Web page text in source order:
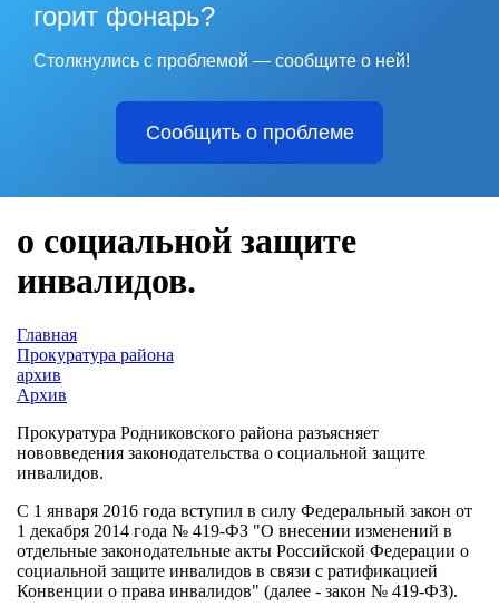
горит фонарь?
Столкнулись с проблемой — сообщите о ней!
Сообщить о проблеме
о социальной защите
инвалидов.
Главная
Прокуратура района
архив
Архив
Прокуратура Родниковского района разъясняет
нововведения законодательства о социальной защите
инвалидов.
С 1 января 2016 года вступил в силу Федеральный закон от
1 декабря 2014 года № 419-ФЗ "О внесении изменений в
отдельные законодательные акты Российской Федерации о
социальной защите инвалидов в связи с ратификацией
Конвенции о права инвалидов" (далее - закон № 419-ФЗ).